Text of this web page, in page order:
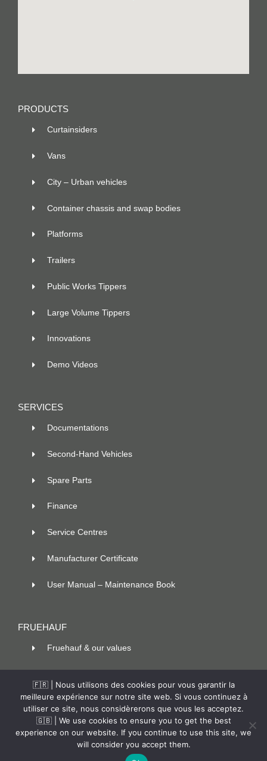
PRODUCTS
Curtainsiders
Vans
City – Urban vehicles
Container chassis and swap bodies
Platforms
Trailers
Public Works Tippers
Large Volume Tippers
Innovations
Demo Videos
SERVICES
Documentations
Second-Hand Vehicles
Spare Parts
Finance
Service Centres
Manufacturer Certificate
User Manual – Maintenance Book
FRUEHAUF
Fruehauf & our values
Contact
Fruehauf Legal Notice
🇫🇷 | Nous utilisons des cookies pour vous garantir la
meilleure expérience sur notre site web. Si vous continuez à
utiliser ce site, nous considèrerons que vous les acceptez.
🇬🇧 | We use cookies to ensure you to get the best
experience on our website. If you continue to use this site, we
will consider you accept them.